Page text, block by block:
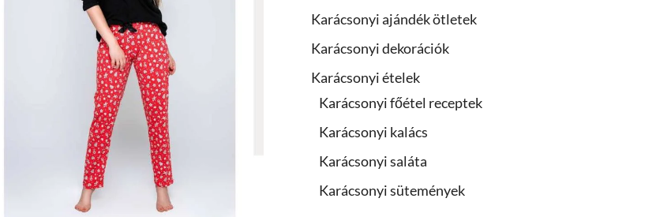
Karácsonyi ajándék ötletek
Karácsonyi dekorációk
Karácsonyi ételek
Karácsonyi főétel receptek
Karácsonyi kalács
Karácsonyi saláta
Karácsonyi sütemények